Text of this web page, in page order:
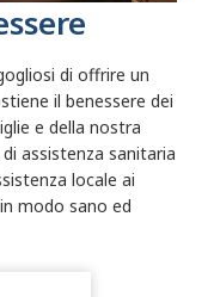
di offrire un
il benessere dei
e della nostra
assistenza sanitaria
locale ai
modo sano ed